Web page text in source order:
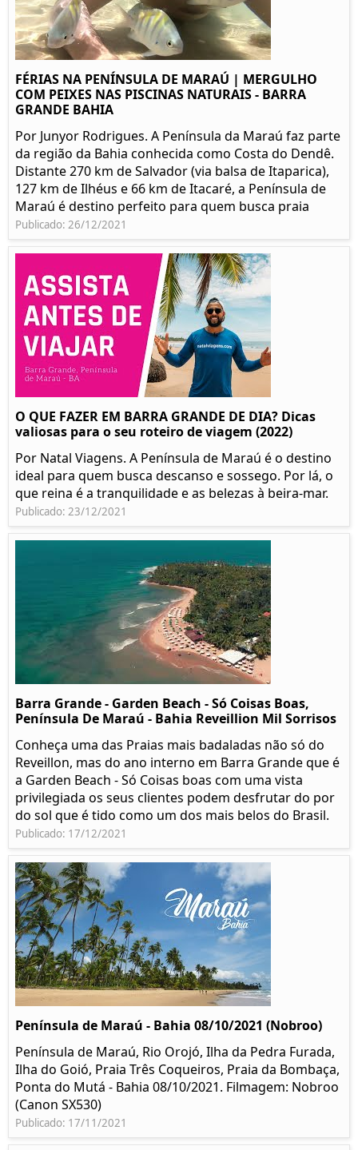
FÉRIAS NA PENÍNSULA DE MARAÚ | MERGULHO
COM PEIXES NAS PISCINAS NATURAIS - BARRA
GRANDE BAHIA
Por Junyor Rodrigues. A Península da Maraú faz parte
da região da Bahia conhecida como Costa do Dendê.
Distante 270 km de Salvador (via balsa de Itaparica),
127 km de Ilhéus e 66 km de Itacaré, a Península de
Maraú é destino perfeito para quem busca praia
Publicado: 26/12/2021
O QUE FAZER EM BARRA GRANDE DE DIA? Dicas
valiosas para o seu roteiro de viagem (2022)
Por Natal Viagens. A Península de Maraú é o destino
ideal para quem busca descanso e sossego. Por lá, o
que reina é a tranquilidade e as belezas à beira-mar.
Publicado: 23/12/2021
Barra Grande - Garden Beach - Só Coisas Boas,
Península De Maraú - Bahia Reveillion Mil Sorrisos
Conheça uma das Praias mais badaladas não só do
Reveillon, mas do ano interno em Barra Grande que é
a Garden Beach - Só Coisas boas com uma vista
privilegiada os seus clientes podem desfrutar do por
do sol que é tido como um dos mais belos do Brasil.
Publicado: 17/12/2021
Península de Maraú - Bahia 08/10/2021 (Nobroo)
Península de Maraú, Rio Orojó, Ilha da Pedra Furada,
Ilha do Goió, Praia Três Coqueiros, Praia da Bombaça,
Ponta do Mutá - Bahia 08/10/2021. Filmagem: Nobroo
(Canon SX530)
Publicado: 17/11/2021